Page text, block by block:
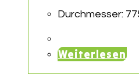
Durchmesser:
Weiterlesen